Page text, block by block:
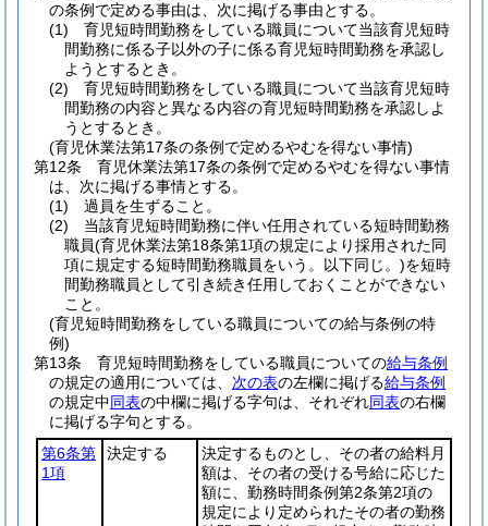
の条例で定める事由は、次に掲げる事由とする。
(1)
育児短時間勤務をしている職員について当該育児短時
間勤務に係る子以外の子に係る育児短時間勤務を承認し
ようとするとき。
(2)
育児短時間勤務をしている職員について当該育児短時
間勤務の内容と異なる内容の育児短時間勤務を承認しよ
うとするとき。
(育児休業法第17条の条例で定めるやむを得ない事情)
第12条
育児休業法第17条の条例で定めるやむを得ない事情
は、次に掲げる事情とする。
(1)
過員を生ずること。
(2)
当該育児短時間勤務に伴い任用されている短時間勤務
職員(育児休業法第18条第1項の規定により採用された同
項に規定する短時間勤務職員をいう。以下同じ。)を短時
間勤務職員として引き続き任用しておくことができない
こと。
(育児短時間勤務をしている職員についての給与条例の特
例)
第13条
育児短時間勤務をしている職員についての給与条例
の規定の適用については、 次の表の左欄に掲げる給与条例
の規定中同表の中欄に掲げる字句は、それぞれ同表の右欄
に掲げる字句とする。
第6条第
1項
決定する
決定するものとし、その者の給料月
額は、その者の受ける号給に応じた
額に、勤務時間条例第2条第2項の
規定により定められたその者の勤務